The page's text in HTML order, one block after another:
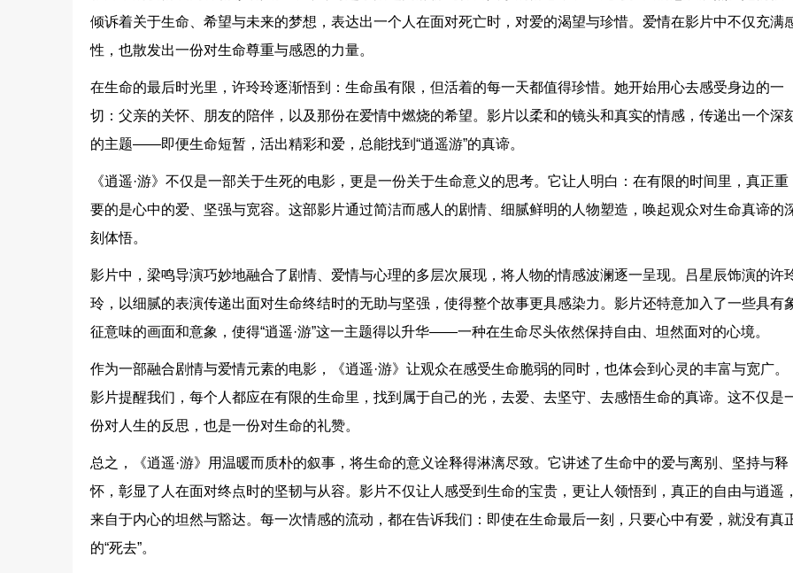
倾诉着关于生命、希望与未来的梦想，表达出一个人在面对死亡时，对爱的渴望与珍惜。爱情在影片中不仅充满
性，也散发出一份对生命尊重与感恩的力量。
在生命的最后时光里，许玲玲逐渐悟到：生命虽有限，但活着的每一天都值得珍惜。她开始用心去感受身边的一
切：父亲的关怀、朋友的陪伴，以及那份在爱情中燃烧的希望。影片以柔和的镜头和真实的情感，传递出一个深
的主题——即便生命短暂，活出精彩和爱，总能找到“逍遥游”的真谛。
《逍遥·游》不仅是一部关于生死的电影，更是一份关于生命意义的思考。它让人明白：在有限的时间里，真正重
要的是心中的爱、坚强与宽容。这部影片通过简洁而感人的剧情、细腻鲜明的人物塑造，唤起观众对生命真谛的
刻体悟。
影片中，梁鸣导演巧妙地融合了剧情、爱情与心理的多层次展现，将人物的情感波澜逐一呈现。吕星辰饰演的许
玲，以细腻的表演传递出面对生命终结时的无助与坚强，使得整个故事更具感染力。影片还特意加入了一些具有
征意味的画面和意象，使得“逍遥·游”这一主题得以升华——一种在生命尽头依然保持自由、坦然面对的心境。
作为一部融合剧情与爱情元素的电影，《逍遥·游》让观众在感受生命脆弱的同时，也体会到心灵的丰富与宽广。
影片提醒我们，每个人都应在有限的生命里，找到属于自己的光，去爱、去坚守、去感悟生命的真谛。这不仅是
份对人生的反思，也是一份对生命的礼赞。
总之，《逍遥·游》用温暖而质朴的叙事，将生命的意义诠释得淋漓尽致。它讲述了生命中的爱与离别、坚持与释
怀，彰显了人在面对终点时的坚韧与从容。影片不仅让人感受到生命的宝贵，更让人领悟到，真正的自由与逍遥，
来自于内心的坦然与豁达。每一次情感的流动，都在告诉我们：即使在生命最后一刻，只要心中有爱，就没有真
的“死去”。